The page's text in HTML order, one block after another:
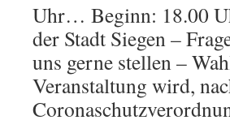
Uhr… Beginn: 18.00
der Stadt Siegen –
uns gerne stellen –
Veranstaltung wird,